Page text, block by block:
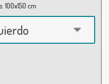
100x150 cm